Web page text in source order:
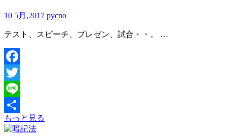
10 5月,2017 pycno
テスト、スピーチ、プレゼン、試合・・。 …
Facebook
Twitter
Line
共
もっと見る